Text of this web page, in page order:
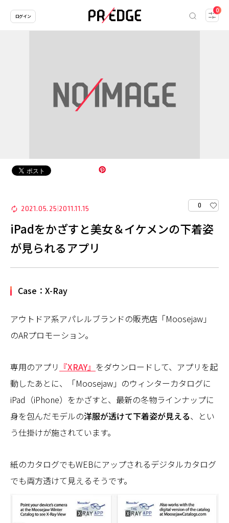
0
ログイン
2021.05.25 2011.11.15 0
iPadをかざすと美女＆イケメンの下着姿
が見られるアプリ
Case：X-Ray
アウトドア系アパレルブランドの販売店「Moosejaw」
のARプロモーション。
専用のアプリ 『XRAY』 をダウンロードして、アプリを起
動したあとに、「Moosejaw」のウィンターカタログに
iPad（iPhone）をかざすと、最新の冬物ラインナップに
身を包んだモデルの洋服が透けて下着姿が見える、とい
う仕掛けが施されています。
紙のカタログでもWEBにアップされるデジタルカタログ
でも両方透けて見えるそうです。